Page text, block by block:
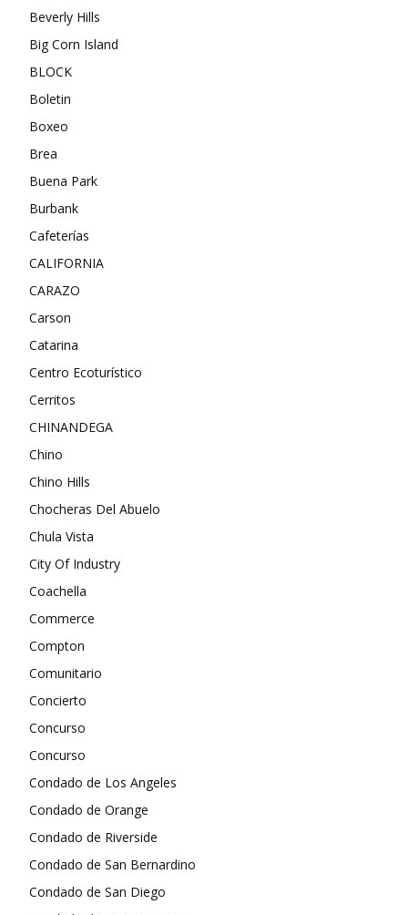
Beverly Hills
Big Corn Island
BLOCK
Boletin
Boxeo
Brea
Buena Park
Burbank
Cafeterías
CALIFORNIA
CARAZO
Carson
Catarina
Centro Ecoturístico
Cerritos
CHINANDEGA
Chino
Chino Hills
Chocheras Del Abuelo
Chula Vista
City Of Industry
Coachella
Commerce
Compton
Comunitario
Concierto
Concurso
Concurso
Condado de Los Angeles
Condado de Orange
Condado de Riverside
Condado de San Bernardino
Condado de San Diego